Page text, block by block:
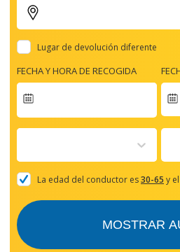
Lugar de devolución diferente
FECHA Y HORA DE RECOGIDA
forward
with
the
and
La edad del conductor es30-65 y
MOSTRAR